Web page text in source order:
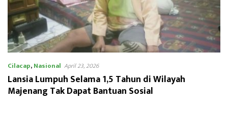
Cilacap,Nasional April 23, 2026
Lansia Lumpuh Selama 1,5 Tahun di Wilayah
Majenang Tak Dapat Bantuan Sosial